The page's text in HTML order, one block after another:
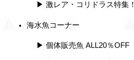
▶ 激レア・コリドラス特集！
海水魚コーナー
▶ 個体販売魚 ALL20％OFF